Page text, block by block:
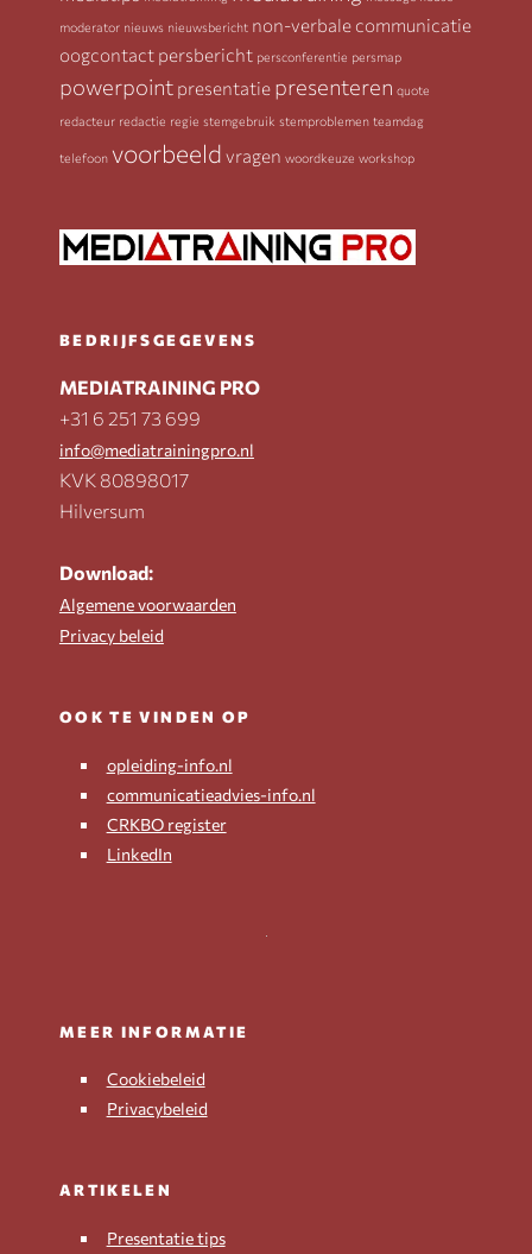
moderator nieuws nieuwsbericht non-verbale communicatie
oogcontact persbericht persconferentie persmap
powerpoint presentatie presenteren quote
redacteur redactie regie stemgebruik stemproblemen teamdag
telefoon voorbeeld vragen woordkeuze workshop
BEDRIJFSGEGEVENS
MEDIATRAINING PRO
+31 6 251 73 699
info@mediatrainingpro.nl
KVK 80898017
Hilversum
Download:
Algemene voorwaarden
Privacy beleid
OOK TE VINDEN OP
opleiding-info.nl
communicatieadvies-info.nl
CRKBO register
LinkedIn
MEER INFORMATIE
Cookiebeleid
Privacybeleid
ARTIKELEN
Presentatie tips